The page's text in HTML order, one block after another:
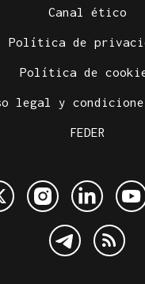
Canal ético
Política de
Política de
legal y
FEDER